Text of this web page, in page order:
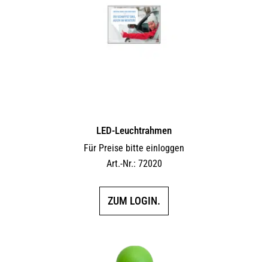
LED-Leuchtrahmen
Für Preise bitte einloggen
Art.-Nr.: 72020
ZUM LOGIN.